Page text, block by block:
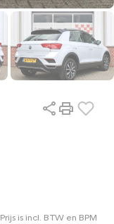
Prijs is incl. BTW en BPM